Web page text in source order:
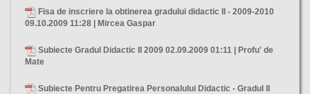
Fisa de inscriere la obtinerea gradului didactic II - 2009-2010
09.10.2009 11:28 | Mircea Gaspar
Subiecte Gradul Didactic II 2009 02.09.2009 01:11 | Profu' de
Mate
Subiecte Pentru Pregatirea Personalului Didactic - Gradul II